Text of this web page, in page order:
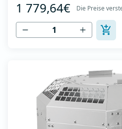
Luftdurchsatz: bis zu 8.215
Temperaturen bis 120 °C -
Zur Reinigung und Wartung
1 779,64€ Die Preise